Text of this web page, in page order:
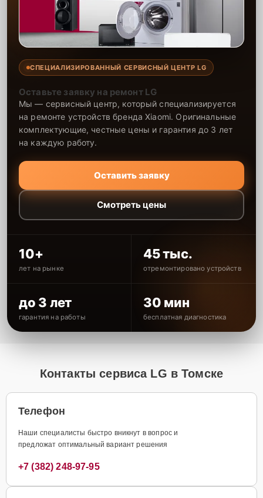
СПЕЦИАЛИЗИРОВАННЫЙ СЕРВИСНЫЙ ЦЕНТР LG
Оставьте заявку на ремонт LG
Мы — сервисный центр, который специализируется
на ремонте устройств бренда Xiaomi. Оригинальные
комплектующие, честные цены и гарантия до 3 лет
на каждую работу.
Оставить заявку
Смотреть цены
10+
лет на рынке
45 тыс.
отремонтировано устройств
до 3 лет
гарантия на работы
30 мин
бесплатная диагностика
Контакты сервиса LG в Томске
Телефон
Наши специалисты быстро вникнут в вопрос и
предложат оптимальный вариант решения
+7 (382) 248-97-95